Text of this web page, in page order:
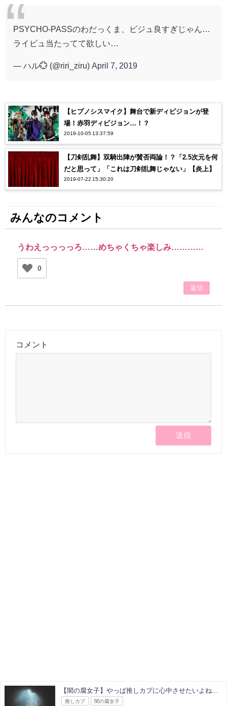
PSYCHO-PASSのわだっくま、ビジュ良すぎじゃん…
ライビュ当たってて欲しい…
— ハル💮 (@riri_ziru) April 7, 2019
【ヒプノシスマイク】舞台で新ディビジョンが登
場！赤羽ディビジョン…！？
2019-10-05 13:37:59
【刀剣乱舞】双騎出陣が賛否両論！？「2.5次元を何
だと思って」「これは刀剣乱舞じゃない」【炎上】
2019-07-22 15:30:20
みんなのコメント
うわえっっっっろ……めちゃくちゃ楽しみ…………
0
返信
コメント
【闇の腐女子】やっぱ推しカプに心中させたいよね...
推しカプ 闇の腐女子